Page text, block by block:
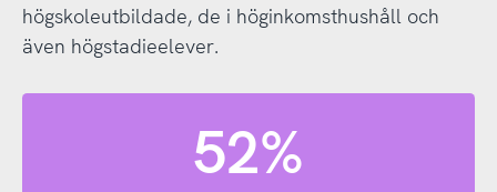
högskoleutbildade, de i höginkomsthushåll och
även högstadieelever.
52%